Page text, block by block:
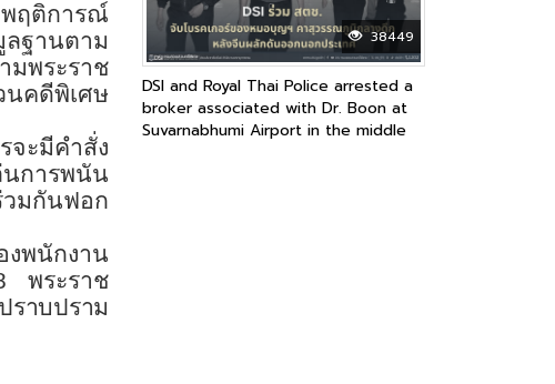
ฤติการณ์
ฐานตาม
พระราช
คดีพิเศษ
จะมีคำสั่ง
การพนัน
มกันฟอก
พนักงาน
พระราช
ราบปราม
38449
DSI and Royal Thai Police arrested a
broker associated with Dr. Boon at
Suvarnabhumi Airport in the middle